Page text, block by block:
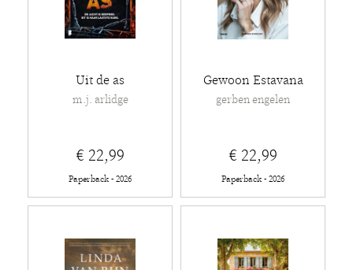
Uit de as
m.j. arlidge
€ 22,99
Paperback - 2026
Gewoon Estavana
gerben engelen
€ 22,99
Paperback - 2026